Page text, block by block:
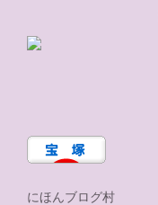
にほんブログ村